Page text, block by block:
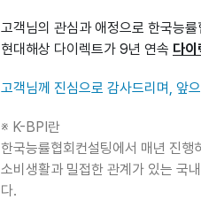
고객님의 관심과 애정으로 한국능
현대해상 다이렉트가 9년 연속 다
고객님께 진심으로 감사드리며, 앞
※ K-BPI란
한국능률협회컨설팅에서 매년 진
소비생활과 밀접한 관계가 있는 국
다.